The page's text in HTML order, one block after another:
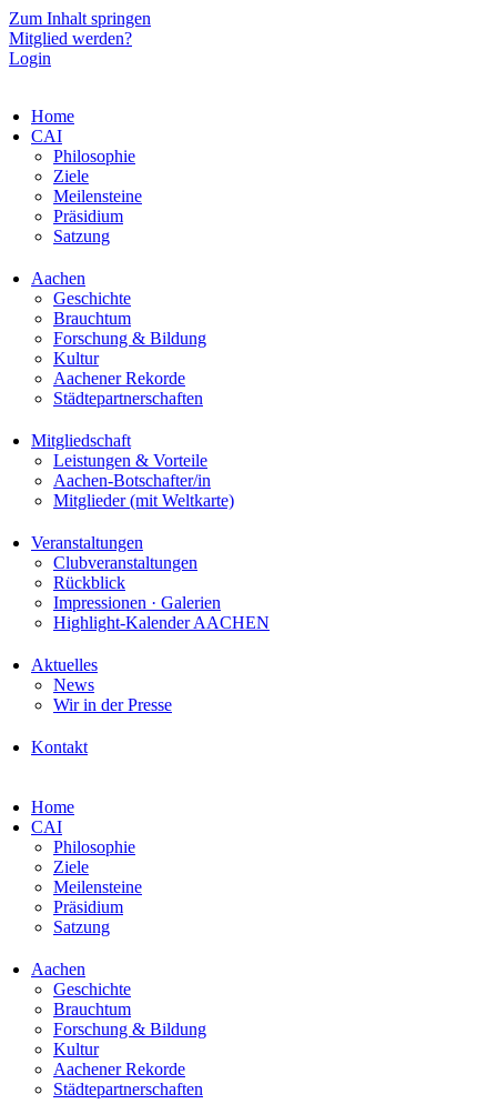
Zum Inhalt springen
Mitglied werden?
Login
Home
CAI
Philosophie
Ziele
Meilensteine
Präsidium
Satzung
Aachen
Geschichte
Brauchtum
Forschung & Bildung
Kultur
Aachener Rekorde
Städtepartnerschaften
Mitgliedschaft
Leistungen & Vorteile
Aachen-Botschafter/in
Mitglieder (mit Weltkarte)
Veranstaltungen
Clubveranstaltungen
Rückblick
Impressionen · Galerien
Highlight-Kalender AACHEN
Aktuelles
News
Wir in der Presse
Kontakt
Home
CAI
Philosophie
Ziele
Meilensteine
Präsidium
Satzung
Aachen
Geschichte
Brauchtum
Forschung & Bildung
Kultur
Aachener Rekorde
Städtepartnerschaften